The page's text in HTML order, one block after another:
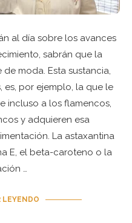
al día sobre los avances
sabrán que la
moda. Esta sustancia,
es, por ejemplo, la que le
incluso a los flamencos,
y adquieren esa
La astaxantina
E, el beta-caroteno o la
…
LEYENDO